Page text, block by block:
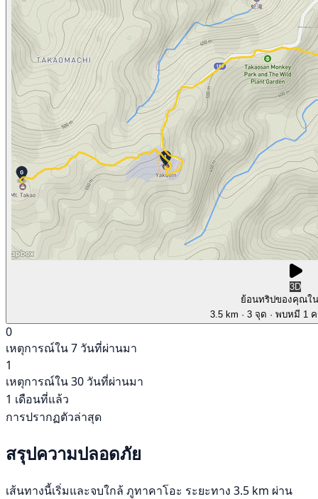
3D
ย้อนทริปของคุณใ
3.5 km · 3 จุด · พบหมี 1
0
เหตุการณ์ใน 7 วันที่ผ่านมา
1
เหตุการณ์ใน 30 วันที่ผ่านมา
1 เดือนที่แล้ว
การปรากฏตัวล่าสุด
สรุปความปลอดภัย
เส้นทางนี้เริ่มและจบใกล้ ภูทาคาโอะ ระยะทาง 3.5 km ผ่าน